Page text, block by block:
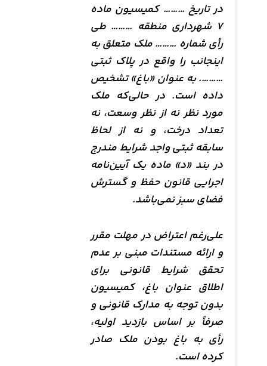
در تاریخ ……… کمیسیون ماده
۷ شهرداری منطقه ……… طی
رأی شماره ……… ملک متعلق به
اینجانب را واقع در پلاک ثبتی
………. به عنوان «باغ» تشخیص
داده است. در حالی‌که ملک
مورد نظر نه از نظر وسعت، نه
تعداد درخت، و نه از لحاظ
سابقه ثبتی واجد شرایط مندرج
در بند «د» ماده یک آیین‌نامه
اجرایی قانون حفظ و گسترش
فضای سبز نمی‌باشد.
علی‌رغم اعتراض در مهلت مقرر
و ارائه مستندات مبنی بر عدم
تحقق شرایط قانونی برای
اطلاق عنوان باغ، کمیسیون
بدون توجه به مدارک قانونی و
صرفاً بر اساس بازدید اولیه،
رأی به باغ بودن ملک صادر
کرده است.